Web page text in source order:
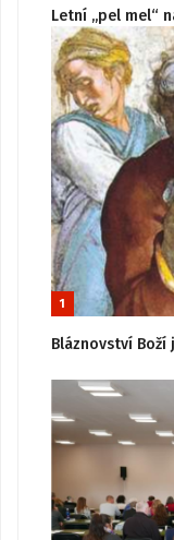
Letní „pel mel“
1
Bláznovství